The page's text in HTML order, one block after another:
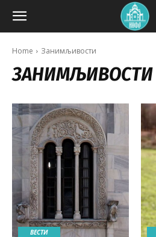
Home Занимљивости
ЗАНИМЉИВОСТИ
ВЕСТИ